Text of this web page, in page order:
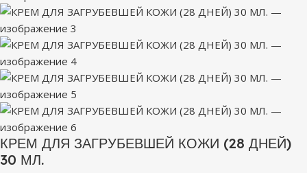
КРЕМ ДЛЯ ЗАГРУБЕВШЕЙ КОЖИ (28 ДНЕЙ)
30 МЛ.